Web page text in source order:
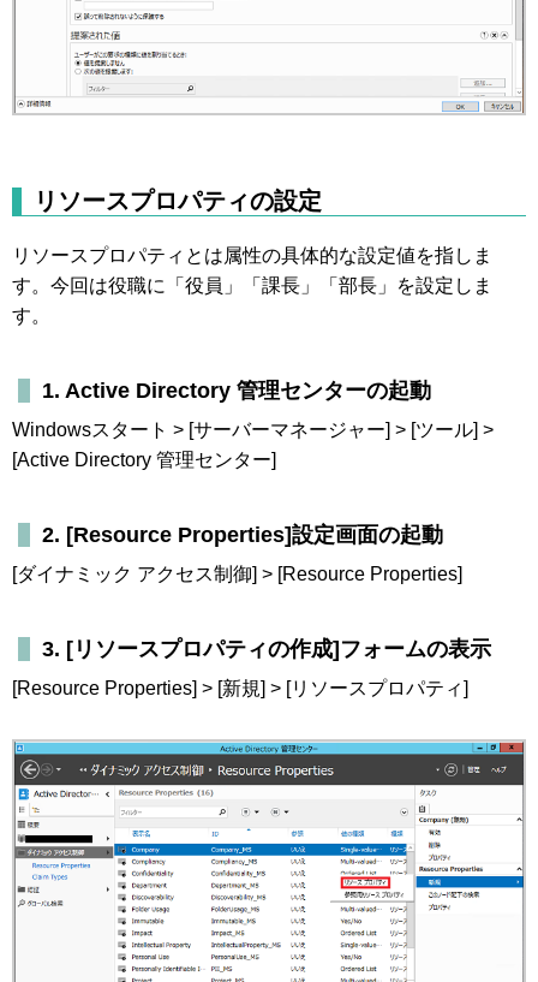
リソースプロパティの設定
リソースプロパティとは属性の具体的な設定値を指しま
す。今回は役職に「役員」「課長」「部長」を設定しま
す。
1. Active Directory 管理センターの起動
Windowsスタート > [サーバーマネージャー] > [ツール] >
[Active Directory 管理センター]
2. [Resource Properties]設定画面の起動
[ダイナミック アクセス制御] > [Resource Properties]
3. [リソースプロパティの作成]フォームの表示
[Resource Properties] > [新規] > [リソースプロパティ]